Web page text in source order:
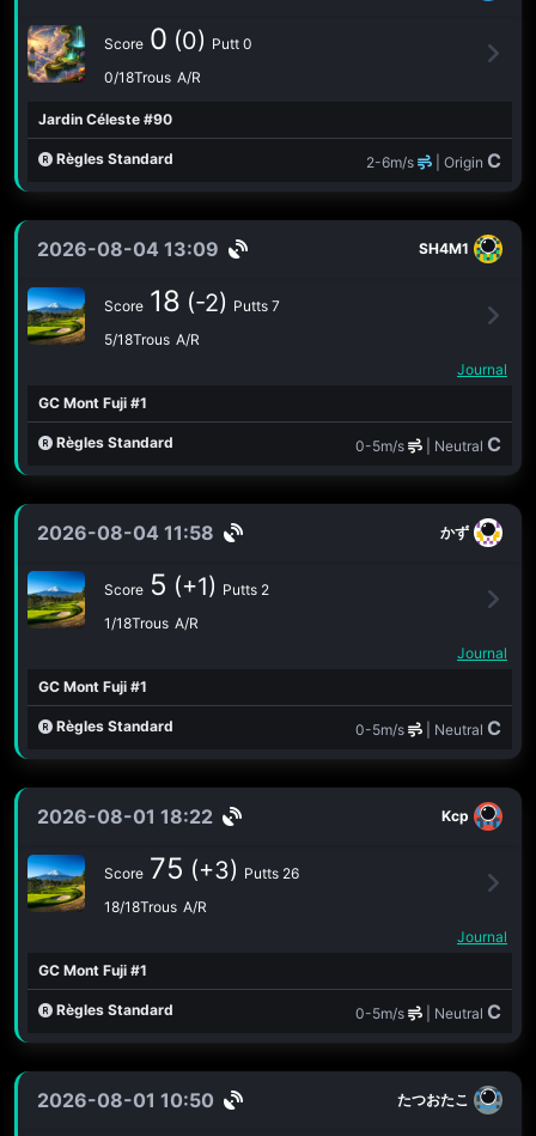
Score 0 (0) Putt 0
0/18Trous A/R
Jardin Céleste #90
Règles Standard 2-6m/s | Origin C
2026-08-04 13:09 SH4M1
Score 18 (-2) Putts 7
5/18Trous A/R
Journal
GC Mont Fuji #1
Règles Standard 0-5m/s | Neutral C
2026-08-04 11:58 かず
Score 5 (+1) Putts 2
1/18Trous A/R
Journal
GC Mont Fuji #1
Règles Standard 0-5m/s | Neutral C
2026-08-01 18:22 Kcp
Score 75 (+3) Putts 26
18/18Trous A/R
Journal
GC Mont Fuji #1
Règles Standard 0-5m/s | Neutral C
2026-08-01 10:50 たつおたこ